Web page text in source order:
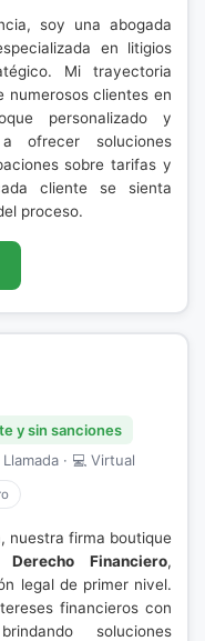
soy una abogada
en litigios
Mi trayectoria
numerosos clientes en
personalizado y
ofrecer soluciones
sobre tarifas y
cliente se sienta
proceso.
y sin sanciones
· 💻 Virtual
nuestra firma boutique
Derecho Financiero,
legal de primer nivel.
financieros con
soluciones